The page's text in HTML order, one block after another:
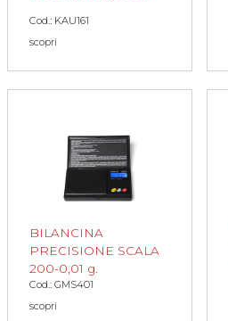
Cod.: KAU161
scopri
BILANCINA
PRECISIONE SCALA
200-0,01 g.
Cod.: GMS401
scopri